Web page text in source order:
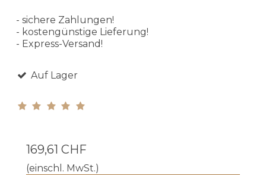
- sichere Zahlungen!
- kostengünstige Lieferung!
- Express-Versand!
Auf Lager
169,61 CHF
(einschl. MwSt.)